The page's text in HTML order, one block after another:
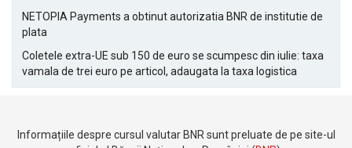
NETOPIA Payments a obtinut autorizatia BNR de institutie de
plata
Coletele extra-UE sub 150 de euro se scumpesc din iulie: taxa
vamala de trei euro pe articol, adaugata la taxa logistica
Informațiile despre cursul valutar BNR sunt preluate de pe site-ul